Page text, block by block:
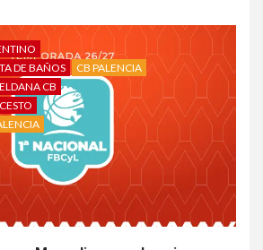
DE BAÑOS
CB PALENCIA
ELDANA CB